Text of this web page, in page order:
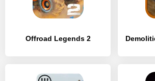
Offroad Legends 2